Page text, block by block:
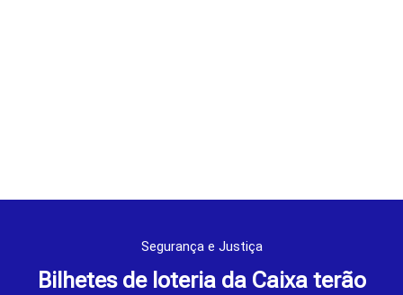
Segurança e Justiça
Bilhetes de loteria da Caixa terão